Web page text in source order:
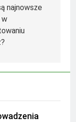
najnowsze
w